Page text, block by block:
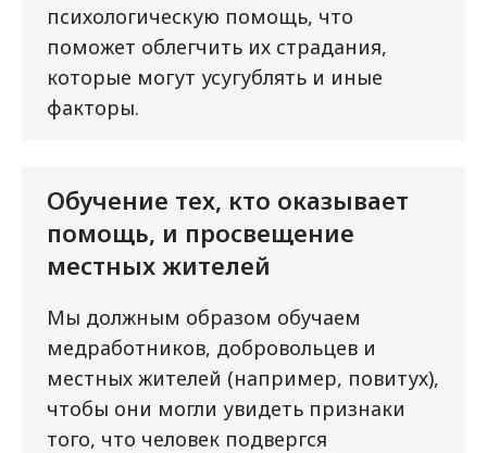
психологическую помощь, что
поможет облегчить их страдания,
которые могут усугублять и иные
факторы.
Обучение тех, кто оказывает
помощь, и просвещение
местных жителей
Мы должным образом обучаем
медработников, добровольцев и
местных жителей (например, повитух),
чтобы они могли увидеть признаки
того, что человек подвергся